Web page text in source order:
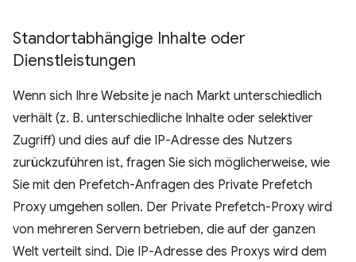
Standortabhängige Inhalte oder
Dienstleistungen
Wenn sich Ihre Website je nach Markt unterschiedlich
verhält (z. B. unterschiedliche Inhalte oder selektiver
Zugriff) und dies auf die IP-Adresse des Nutzers
zurückzuführen ist, fragen Sie sich möglicherweise, wie
Sie mit den Prefetch-Anfragen des Private Prefetch
Proxy umgehen sollen. Der Private Prefetch-Proxy wird
von mehreren Servern betrieben, die auf der ganzen
Welt verteilt sind. Die IP-Adresse des Proxys wird dem